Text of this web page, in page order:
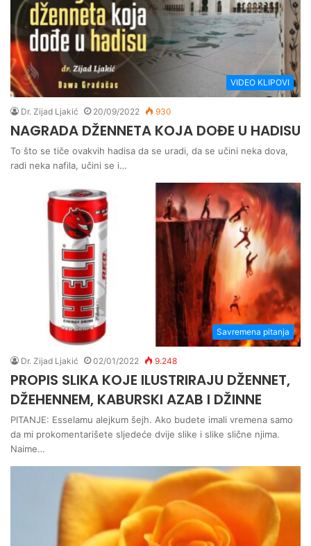
VIDEO KLIPOVI
Dr. Zijad Ljakić 20/09/2022 930
NAGRADA DŽENNETA KOJA DOĐE U HADISU
To što se tiče ovakvih hadisa da se uradi, da se učini neka dova,
radi neka nafila, učini se i…
Savremena pitanja
Dr. Zijad Ljakić 02/01/2022 9.248
PROPIS SLIKA KOJE ILUSTRIRAJU DŽENNET,
DŽEHENNEM, KABURSKI AZAB I DŽINNE
PITANJE: Esselamu alejkum šejh. Ako budete imali vremena samo
da mi prokomentarišete sljedeće dvije slike i slike slične njima.
Naime…